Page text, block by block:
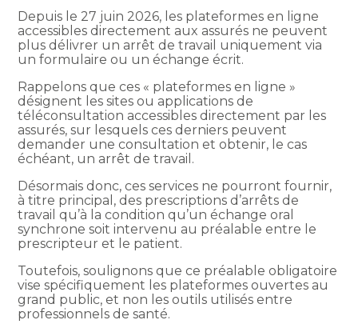
Depuis le 27 juin 2026, les plateformes en ligne
accessibles directement aux assurés ne peuvent
plus délivrer un arrêt de travail uniquement via
un formulaire ou un échange écrit.
Rappelons que ces « plateformes en ligne »
désignent les sites ou applications de
téléconsultation accessibles directement par les
assurés, sur lesquels ces derniers peuvent
demander une consultation et obtenir, le cas
échéant, un arrêt de travail.
Désormais donc, ces services ne pourront fournir,
à titre principal, des prescriptions d’arrêts de
travail qu’à la condition qu’un échange oral
synchrone soit intervenu au préalable entre le
prescripteur et le patient.
Toutefois, soulignons que ce préalable obligatoire
vise spécifiquement les plateformes ouvertes au
grand public, et non les outils utilisés entre
professionnels de santé.